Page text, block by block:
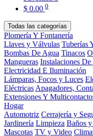
$ 0.00 0
Todas las categorías
Plomería Y Fontanería
Llaves y Válvulas Tuberías
Bombas De Agua Tinacos
Mangueras Instalaciones De
Electricidad E Iluminación
Lámparas, Focos y Luces
Eléctricas Apagadores,
Extensiones Y
Hogar
Automotriz Cerrajería y
Jardinería Limpieza Baños
Mascotas TV y Video